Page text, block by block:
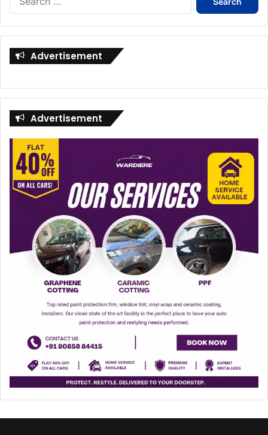
Advertisement
Advertisement